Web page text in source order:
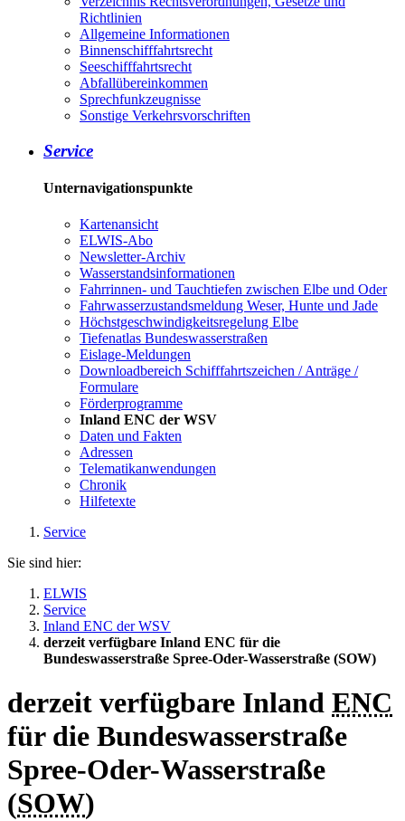
Richtlinien
Allgemeine Informationen
Binnenschifffahrtsrecht
Seeschifffahrtsrecht
Abfallübereinkommen
Sprechfunkzeugnisse
Sonstige Verkehrsvorschriften
Service
Unternavigationspunkte
Kartenansicht
ELWIS-Abo
Newsletter-Archiv
Wasserstandsinformationen
Fahrrinnen- und Tauchtiefen zwischen Elbe und Oder
Fahrwasserzustandsmeldung Weser, Hunte und Jade
Höchstgeschwindigkeitsregelung Elbe
Tiefenatlas Bundeswasserstraßen
Eislage-Meldungen
Downloadbereich Schifffahrtszeichen / Anträge /
Formulare
Förderprogramme
Inland ENC der WSV
Daten und Fakten
Adressen
Telematikanwendungen
Chronik
Hilfetexte
Service
Sie sind hier:
ELWIS
Service
Inland ENC der WSV
derzeit verfügbare Inland ENC für die
Bundeswasserstraße Spree-Oder-Wasserstraße (SOW)
derzeit verfügbare Inland ENC
für die Bundeswasserstraße
Spree-Oder-Wasserstraße
(SOW)